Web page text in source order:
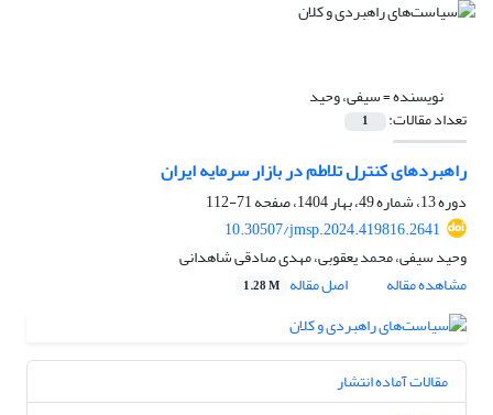
نویسنده =سیفی، وحید
تعداد مقالات: 1
راهبردهای کنترل تلاطم در بازار سرمایه ایران
دوره 13، شماره 49، بهار 1404، صفحه
71-112
10.30507/jmsp.2024.419816.2641
وحید سیفی، محمد یعقوبی، مهدی صادقی شاهدانی
مشاهده مقاله
اصل مقاله 1.28 M
مقالات آماده انتشار